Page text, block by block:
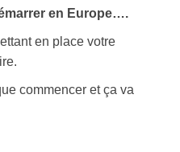
en Europe….
en place votre
commencer et ça va